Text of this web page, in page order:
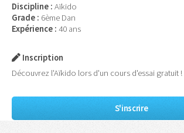
Discipline : Aïkido
Grade : 6ème Dan
Expérience : 40 ans
Inscription
Découvrez l'Aïkido lors d'un cours d'essai gratuit !
S'inscrire